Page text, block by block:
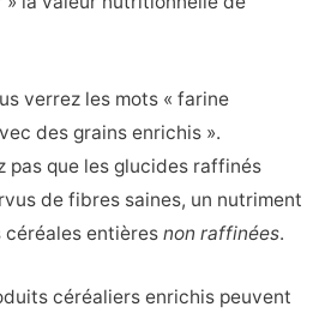
verrez les mots « farine
des grains enrichis ».
pas que les glucides raffinés
de fibres saines, un nutriment
entières non raffinées.
céréaliers enrichis peuvent